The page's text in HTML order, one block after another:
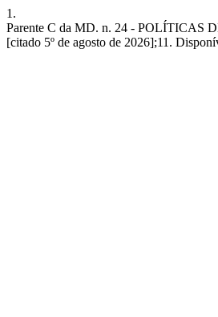
1.
Parente C da MD. n. 24 - POLÍTICAS
[citado 5º de agosto de 2026];11.